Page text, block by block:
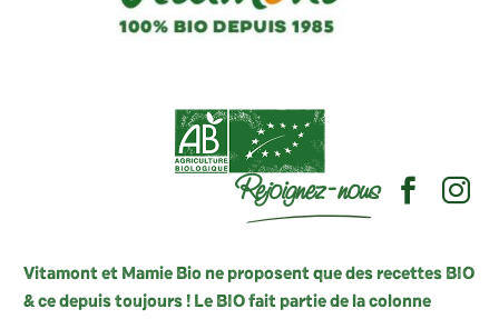
Rejoignez-nous
Vitamont et Mamie Bio ne proposent que des recettes BIO
& ce depuis toujours ! Le BIO fait partie de la colonne